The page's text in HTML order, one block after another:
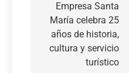
de
entradas
Empresa Santa
María celebra 25
años de historia,
cultura y servicio
turístico